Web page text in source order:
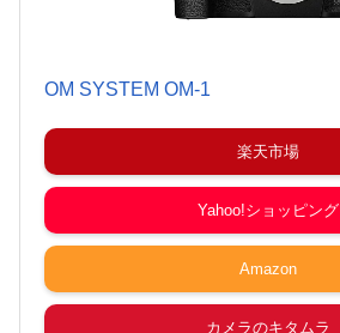
OM SYSTEM OM-1
楽天市場
Yahoo!ショッピング
Amazon
カメラのキタムラ